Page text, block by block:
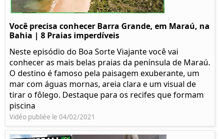
Você precisa conhecer Barra Grande, em Maraú, na
Bahia | 8 Praias imperdíveis
Neste episódio do Boa Sorte Viajante você vai
conhecer as mais belas praias da península de Maraú.
O destino é famoso pela paisagem exuberante, um
mar com águas mornas, areia clara e um visual de
tirar o fôlego. Destaque para os recifes que formam
piscina
Vidéo publiée le 04/02/2021